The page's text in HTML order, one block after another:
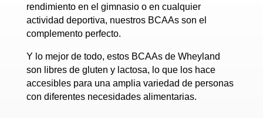
rendimiento en el gimnasio o en cualquier
actividad deportiva, nuestros BCAAs son el
complemento perfecto.
Y lo mejor de todo, estos BCAAs de Wheyland
son libres de gluten y lactosa, lo que los hace
accesibles para una amplia variedad de personas
con diferentes necesidades alimentarias.